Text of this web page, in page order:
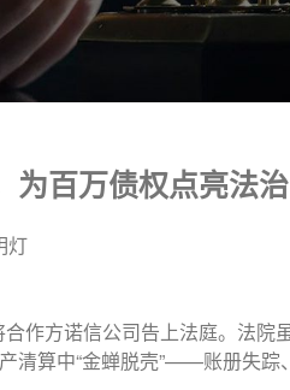
为百万债权点亮法
灯
作方诺信公司告上法庭。法院
清算中“金蝉脱壳”——账册失踪